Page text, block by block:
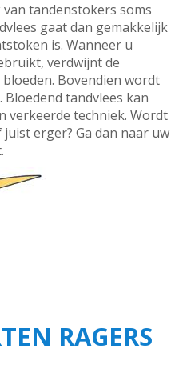
tandenstokers soms
gaat dan gemakkelijk
is. Wanneer u
verdwijnt de
Bovendien wordt
tandvlees kan
verkeerde techniek. Wordt
erger? Ga dan naar uw
RAGERS